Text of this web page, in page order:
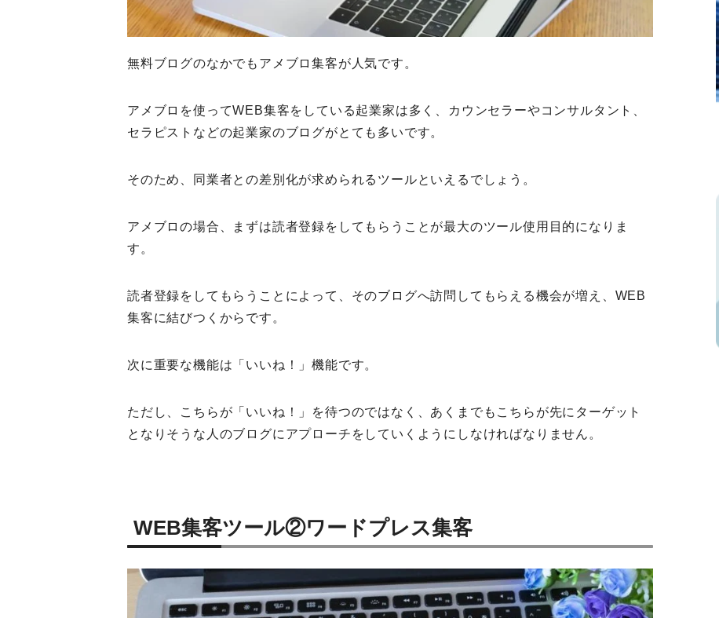
無料ブログのなかでもアメブロ集客が人気です。
アメブロを使ってWEB集客をしている起業家は多く、カウンセラーやコンサルタント、
セラピストなどの起業家のブログがとても多いです。
そのため、同業者との差別化が求められるツールといえるでしょう。
アメブロの場合、まずは読者登録をしてもらうことが最大のツール使用目的になりま
す。
読者登録をしてもらうことによって、そのブログへ訪問してもらえる機会が増え、WEB
集客に結びつくからです。
次に重要な機能は「いいね！」機能です。
ただし、こちらが「いいね！」を待つのではなく、あくまでもこちらが先にターゲット
となりそうな人のブログにアプローチをしていくようにしなければなりません。
WEB集客ツール②ワードプレス集客